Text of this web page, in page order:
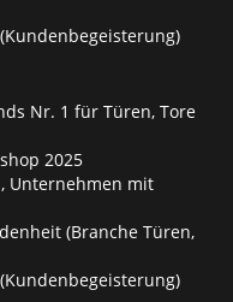
Nr. 1 für Türen, Tore
2025
Unternehmen mit
(Branche Türen,